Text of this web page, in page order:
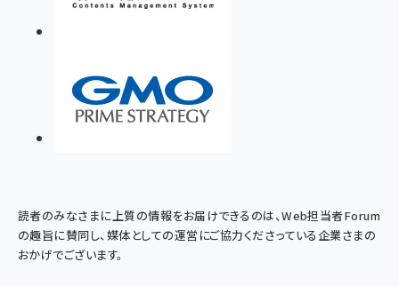
読者のみなさまに上質の情報をお届けできるのは、Web担当者Forum
の趣旨に賛同し、媒体としての運営にご協力くださっている企業さまの
おかげでございます。